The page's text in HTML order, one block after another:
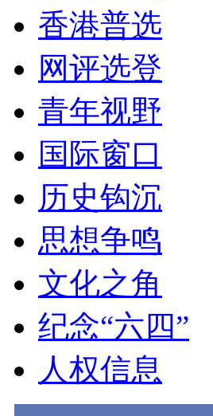
香港普选
网评选登
青年视野
国际窗口
历史钩沉
思想争鸣
文化之角
纪念“六四”
人权信息